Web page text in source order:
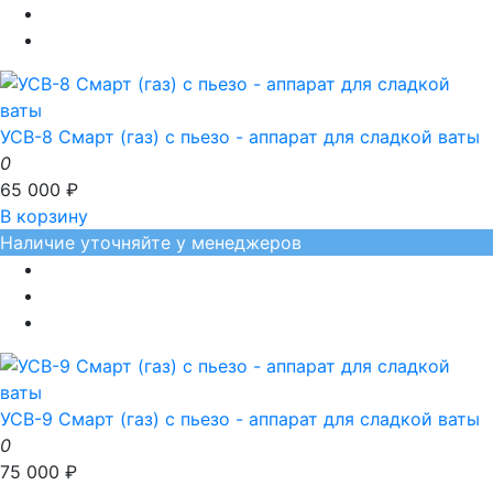
УСВ-8 Смарт (газ) с пьезо - аппарат для сладкой ваты
0
65 000 ₽
В корзину
Наличие уточняйте у менеджеров
УСВ-9 Смарт (газ) с пьезо - аппарат для сладкой ваты
0
75 000 ₽